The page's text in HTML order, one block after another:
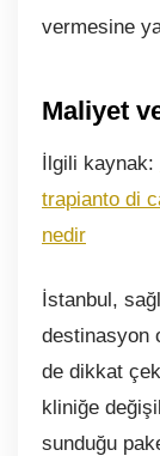
vermesine
Maliyet
İlgili kaynak:
trapianto di
nedir
İstanbul,
destinasyon
de dikkat
kliniğe
sunduğu